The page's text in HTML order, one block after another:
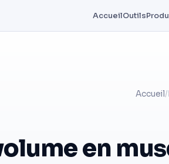
AccueilOutils
Accueil/
en